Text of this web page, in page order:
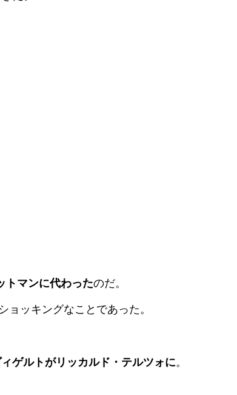
トマンに代わったのだ。
ョッキングなことであった。
ゲルトがリッカルド・テルツォに。